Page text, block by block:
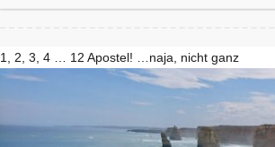
1, 2, 3, 4 … 12 Apostel! …naja, nicht ganz